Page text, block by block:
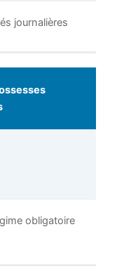
journalières
obligatoire